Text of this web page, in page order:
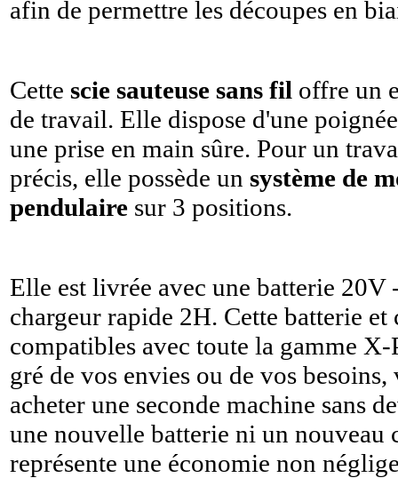
afin de permettre les découpes en
Cette scie sauteuse sans fil offre un
de travail. Elle dispose d'une
une prise en main sûre. Pour un
précis, elle possède un système de
pendulaire sur 3 positions.
Elle est livrée avec une batterie 20V
chargeur rapide 2H. Cette batterie et
compatibles avec toute la gamme
gré de vos envies ou de vos
acheter une seconde machine sans
une nouvelle batterie ni un nouveau
représente une économie non